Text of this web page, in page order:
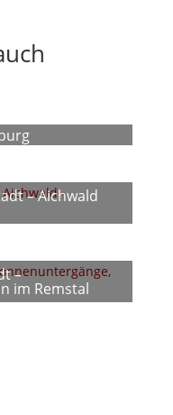
– Aichwald
–
im Remstal